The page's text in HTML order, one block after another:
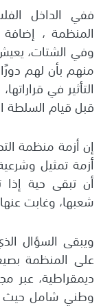
ففي الداخل
المنظمة ،
وفي الشتات،
منهم بأن لهم
التأثير في
قبل قيام السلطة
إن أزمة منظمة
أزمة تمثيل
أن تبقى حية
شعبها، وغابت
ويبقى السؤال
على المنظمة
ديمقراطية،
وطني شامل حيث